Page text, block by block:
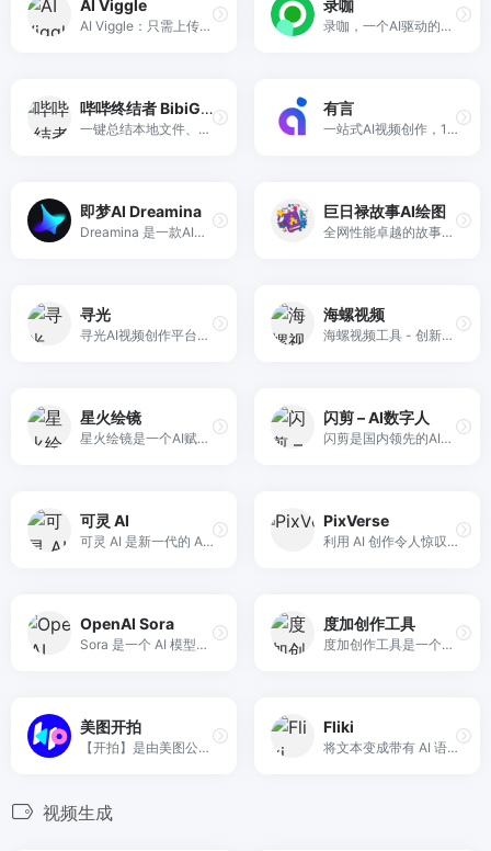
AI Viggle
AI Viggle：只需上传角色照片、动作视频或输入文字提示，即可使用 AI Viggle 创建完全可控的视频。
录咖
录咖，一个AI驱动的音视频处理平台，提供免费的音视频解决方案。我们的服务包括AI视频对话、AI字幕、AI语音转文字、在线录屏、视频剪辑、存储和分享，旨在提高您的视频创作效率和便利性。
哔哔终结者 BibiGPT
一键总结本地文件、YouTube、哔哩哔哩、会议、播客等音视频内容
有言
一站式AI视频创作，1200+免费3D数字人。
即梦AI Dreamina
Dreamina 是一款AI创作产品，提供文字绘图、扩图、局部重绘、图片灵感功能
巨日禄故事AI绘图
全网性能卓越的故事AI绘画转视频神器，0基础小白也能轻松上手，快速实现从文案到视频的制作，故事、小说、漫画推文一站式生成。
寻光
寻光AI视频创作平台，致力于打造由一流技术驱动，紧贴用户需求及应用场景的AI视觉化解决方案，提供3D特效、角色控制、精准编辑、多屏转换、画质增强等一站式视觉解决方案，赋能B端垂类行业及内容创作者，打造与各行业结合的AI视频创作工作流。针对不同行业和创作需求，提供定制化的解决方案，最大化释放每位从业者的想象力及创作潜能，让视频剪辑更加简单高效！
海螺视频
海螺视频工具 - 创新的AI视频生成器和提示词工具，可以将您的想法转化为精美的AI视频。只需一段文字，即可借助尖端的AI技术，在短时间内创作出引人入胜的视觉作品。现在就用海螺视频释放您的创造力吧。
星火绘镜
星火绘镜是一个AI赋能的视频创作平台，提供从创意到视频的全流程创作支持，包括快捷素材生成和多种主题创作功能，如MV和故事创作。
闪剪 – AI数字人
闪剪是国内领先的AI数字人口播视频在线创作平台，同时拥有移动端APP版本，平台有丰富的数字人视频模板，你只需输入关键词，AI自动创作文案一键生成数字人视频，还可在线定制专属数字人形象及声音；内含200+国际化数字人模特、24+国家AI配音、AI文案创作、智能成片、照片数字人、直播快剪、视频订阅号等功能，让企业团队轻松实现矩阵营销引流，降本增效。
可灵​ AI​
可灵 AI 是新一代的 AI 创意生产力平台，提供图片生成、视频生成和音效生成等多种功能，帮助用户快速实现创意。
PixVerse
利用 AI 创作令人惊叹的视频，通过我们强大的视频创作平台将您的想法转化为令人惊叹的视觉效果
OpenAI Sora
Sora 是一个 AI 模型，可以根据文本指令创建现实且富有想象力的场景。从文本创建视频
度加创作工具
度加创作工具是一个百度出品的、人人可用的AIGC创作平台。度加致力于通过AI能力降低内容生成门槛，提升创作效率，一站式聚合百度AIGC能力，引领跨时代的内容生产方式。度加的主要功能包括AI成片（图文成片/文字成片）、AI笔记（智能图文生成）、AI数字人等。自2022年3月百家号开放内测以来，一年时间共计超过45万+百度创作者使用AIGC技术能力，创作700万篇+作品，百度累计分发量超过200亿+。
美图开拍
【开拍】是由美图公司出品，一款帮助口播视频创作者从脚本灵感到高清画质拍摄、视频人像精修、后期智能剪辑全链路的影像生产力工具，十分钟制作高质量口播视频，高清高效。
Fliki
将文本变成带有 AI 语音的视频
视频生成